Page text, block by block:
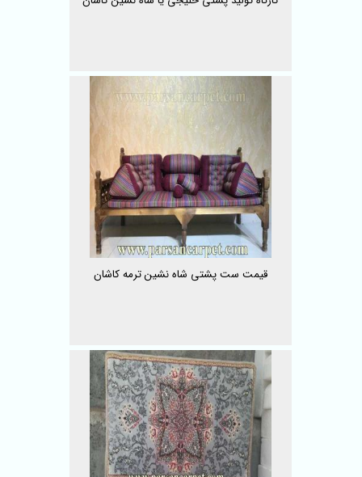
قیمت ست پشتی شاه نشین ترمه کاشان